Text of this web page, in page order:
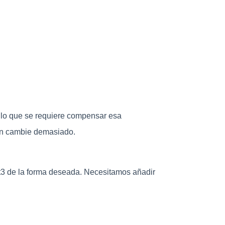
que se requiere compensar esa
cambie demasiado.
de la forma deseada. Necesitamos añadir